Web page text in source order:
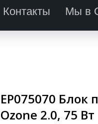
Контакты Мы в
EP075070 Блок
Ozone 2.0, 75 Вт